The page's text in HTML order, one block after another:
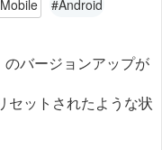
Mobile #Android
バージョンアップが
セットされたような状